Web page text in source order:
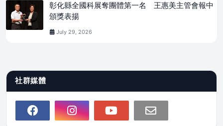
彰化縣全國科展奪團體第一名 王惠美主管會報中
頒獎表揚
July 29, 2026
社群媒體